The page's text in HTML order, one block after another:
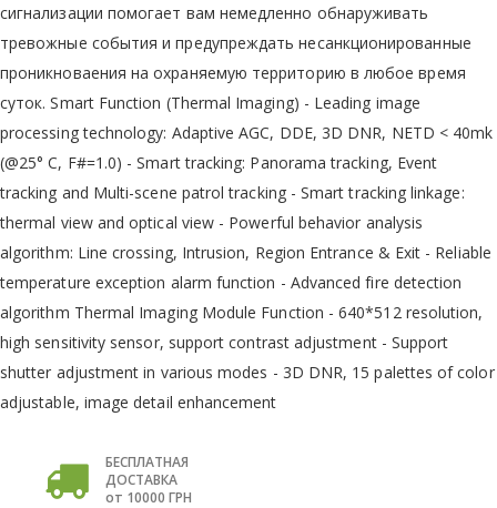
сигнализации помогает вам немедленно обнаруживать
тревожные события и предупреждать несанкционированные
проникноваения на охраняемую территорию в любое время
суток. Smart Function (Thermal Imaging) - Leading image
processing technology: Adaptive AGC, DDE, 3D DNR, NETD < 40mk
(@25° C, F#=1.0) - Smart tracking: Panorama tracking, Event
tracking and Multi-scene patrol tracking - Smart tracking linkage:
thermal view and optical view - Powerful behavior analysis
algorithm: Line crossing, Intrusion, Region Entrance & Exit - Reliable
temperature exception alarm function - Advanced fire detection
algorithm Thermal Imaging Module Function - 640*512 resolution,
high sensitivity sensor, support contrast adjustment - Support
shutter adjustment in various modes - 3D DNR, 15 palettes of color
adjustable, image detail enhancement
БЕСПЛАТНАЯ
ДОСТАВКА
от 10000 ГРН